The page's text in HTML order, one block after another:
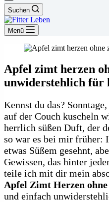
Suchen
Menü
Apfel zimt herzen
unwiderstehlich für
Kennst du das?
auf der Couch kuscheln
herrlich süßen Duft, der
so war es bei mir früher:
etwas Süßem gesehnt,
Gewissen, das hinter
teile ich mit dir mein
Apfel Zimt Herzen
und einfach